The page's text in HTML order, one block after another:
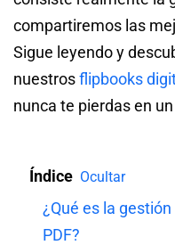
compartiremos las
Sigue leyendo y
nuestrosflipbooks
nunca te pierdas en
Índice Ocultar
¿Qué es la
PDF?